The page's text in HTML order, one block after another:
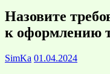
Назовите
к оформлению
SimKa 01.04.2024